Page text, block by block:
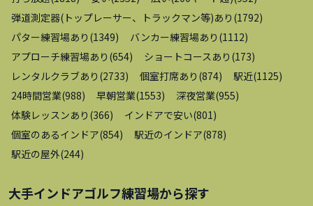
弾道測定器(トップレーサー、トラックマン等)あり (1792)
パター練習場あり (1349) バンカー練習場あり (1112)
アプローチ練習場あり (654) ショートコースあり (173)
レンタルクラブあり (2733) 個室打席あり (874) 駅近(1125)
24時間営業(988) 早朝営業(1553) 深夜営業(955)
体験レッスンあり (366) インドアで安い(801 )
個室のあるインドア(854) 駅近のインドア(878)
駅近の屋外(244)
大手インドアゴルフ練習場から探す